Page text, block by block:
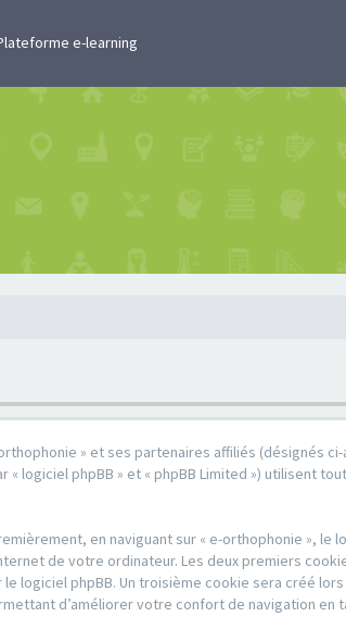
e-learning
» et ses partenaires affiliés (désignés ci-
logiciel phpBB » et « phpBB Limited ») utilisent
en naviguant sur « e-orthophonie », le
de votre ordinateur. Les deux premiers
logiciel phpBB. Un troisième cookie sera créé
d’améliorer votre confort de navigation en